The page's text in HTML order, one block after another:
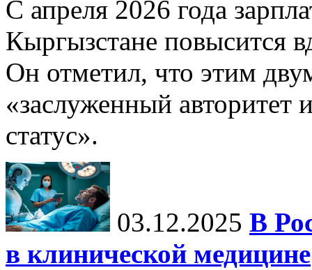
С апреля 2026 года
Кыргызстане повысится
Он отметил, что этим
«заслуженный
статус».
03.12.2025 В
в клинической медицине